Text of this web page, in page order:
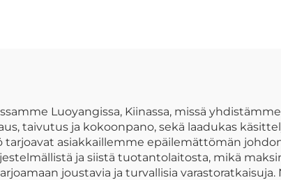
Luoyangissa, Kiinassa, missä
taivutus ja kokoonpano, sekä laadukas
asiakkaillemme epäilemättömän
ja siistä tuotantolaitosta, mikä
joustavia ja turvallisia